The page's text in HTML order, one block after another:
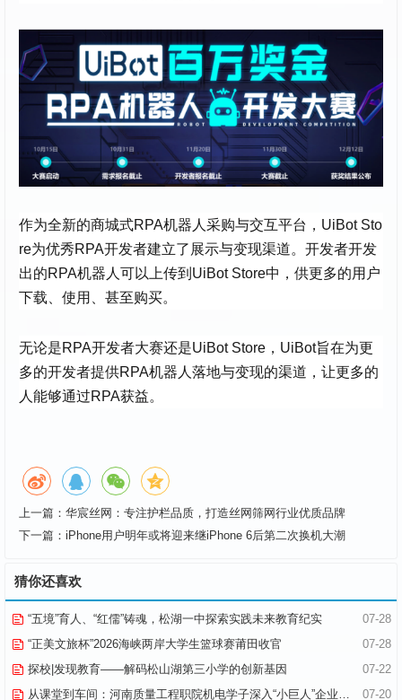
作为全新的商城式RPA机器人采购与交互平台，UiBot Sto
re为优秀RPA开发者建立了展示与变现渠道。开发者开发
出的RPA机器人可以上传到UiBot Store中，供更多的用户
下载、使用、甚至购买。
无论是RPA开发者大赛还是UiBot Store，UiBot旨在为更
多的开发者提供RPA机器人落地与变现的渠道，让更多的
人能够通过RPA获益。
上一篇： 华宸丝网：专注护栏品质，打造丝网筛网行业优质品牌
下一篇： iPhone用户明年或将迎来继iPhone 6后第二次换机大潮
猜你还喜欢
07-28
“五境”育人、“红儒”铸魂，松湖一中探索实践未来教育纪实
07-28
“正美文旅杯”​2026海峡两岸大学生篮球赛莆田收官
07-22
探校|发现教育——解码松山湖第三小学的创新基因
07-20
从课堂到车间：河南质量工程职院机电学子深入“小巨人”企业，交出8份青春“智造”答卷